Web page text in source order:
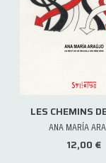
LES CHEMINS
ANA MARÍA
12,00 €